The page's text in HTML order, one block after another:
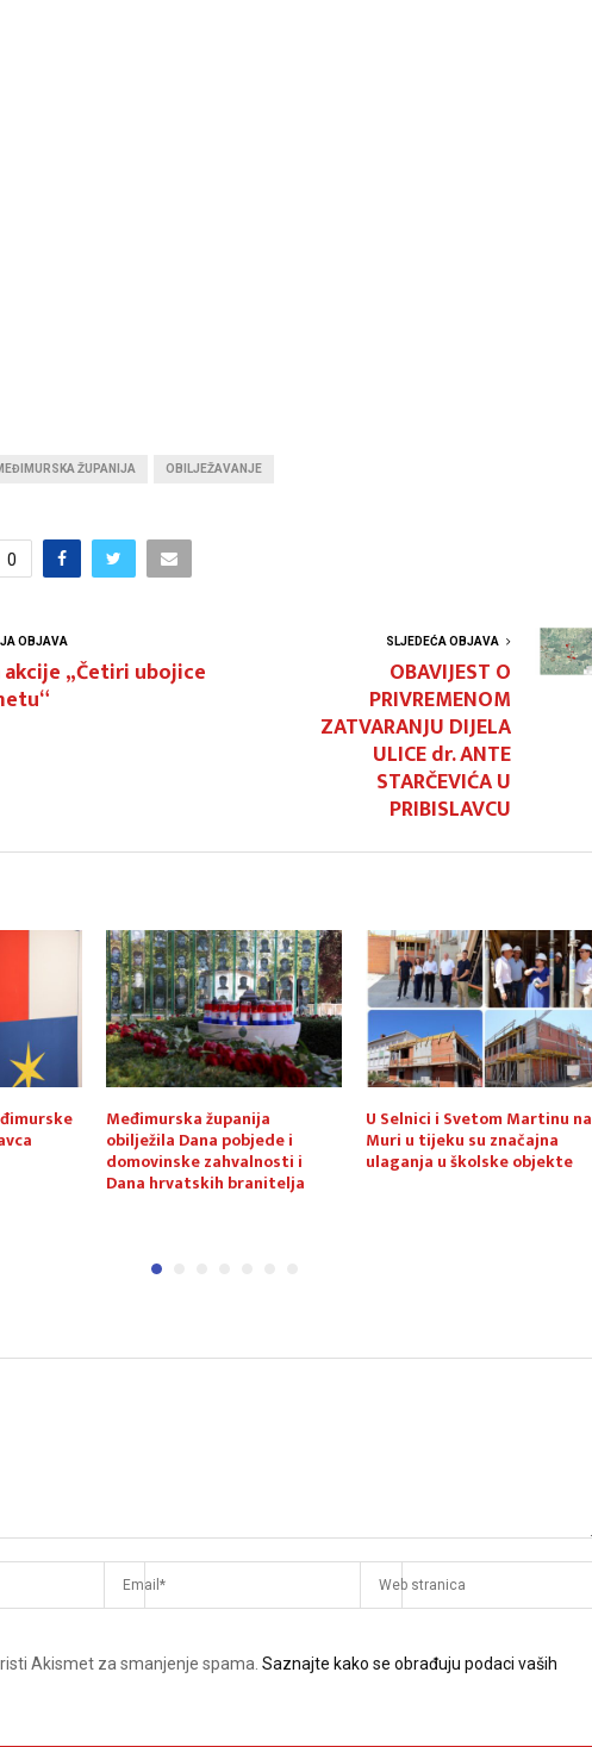
ŽUPANIJA OBILJEŽAVANJE
0
OBJAVA
akcije „Četiri ubojice
SLJEDEĆA OBJAVA
OBAVIJEST O
PRIVREMENOM
ZATVARANJU DIJELA
ULICE dr. ANTE
STARČEVIĆA U
PRIBISLAVCU
Međimurska županija
obilježila Dana pobjede i
domovinske zahvalnosti i
Dana hrvatskih branitelja
U Selnici i Svetom Martinu na
Muri u tijeku su značajna
ulaganja u školske objekte
Akismet za smanjenje spama. Saznajte kako se obrađuju podaci vaših